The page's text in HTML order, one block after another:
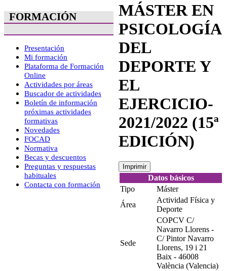
FORMACIÓN
Presentación
Mi formación
Plataforma de Formación
Online
Actividades por áreas
Buscador de actividades
Boletín de información
próximas actividades
formativas
Novedades
FOCAD
Normativa
Becas y descuentos
Preguntas y respuestas
habituales
Contacta con formación
MÁSTER EN
PSICOLOGÍA
DEL
DEPORTE Y
EL
EJERCICIO-
2021/2022 (15ª
EDICIÓN)
Imprimir
Datos básicos
Tipo
Máster
Área
Actividad Física y
Deporte
Sede
COPCV C/
Navarro Llorens -
C/ Pintor Navarro
Llorens, 19 i 21
Baix - 46008
València (Valencia)